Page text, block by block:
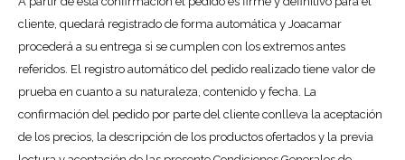
cliente, quedará registrado de forma automática y Joacamar
procederá a su entrega si se cumplen con los extremos antes
referidos. El registro automático del pedido realizado tiene valor de
prueba en cuanto a su naturaleza, contenido y fecha. La
confirmación del pedido por parte del cliente conlleva la aceptación
de los precios, la descripción de los productos ofertados y la previa